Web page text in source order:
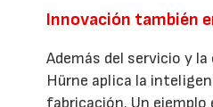
Innovación también
Además del servicio y
Hürne aplica la
fabricación. Un ejemplo